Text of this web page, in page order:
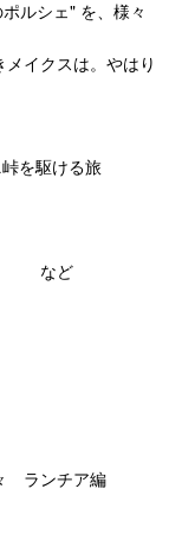
ルシェ" を、様々
イクスは。やはり
を駆ける旅
品 など
ランチア編